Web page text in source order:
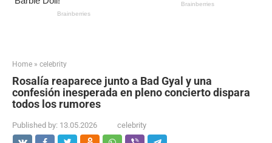
Home » celebrity
Rosalía reaparece junto a Bad Gyal y una
confesión inesperada en pleno concierto dispara
todos los rumores
Published by: 13.05.2026 celebrity